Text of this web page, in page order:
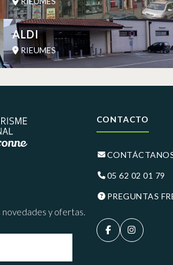
ALDI
RIEUMES
y ofertas.
CONTACTO
05 62 02 01 79
PREGUNTAS